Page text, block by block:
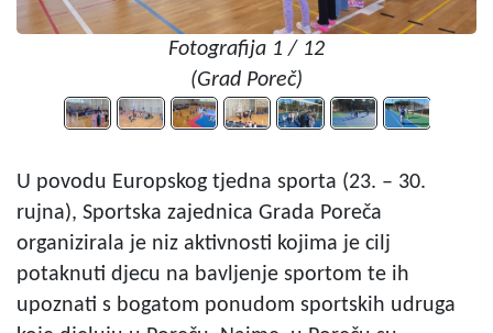
Fotografija 1 / 12
(Grad Poreč)
U povodu Europskog tjedna sporta (23. – 30.
rujna), Sportska zajednica Grada Poreča
organizirala je niz aktivnosti kojima je cilj
potaknuti djecu na bavljenje sportom te ih
upoznati s bogatom ponudom sportskih udruga